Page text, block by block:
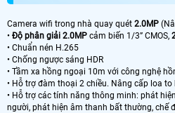
Camera wifi trong nhà quay quét 2.0MP
• Độ phân giải 2.0MP cảm biến 1/3” CMOS,
• Chuẩn nén H.265
• Chống ngược sáng HDR
• Tầm xa hồng ngoại 10m với công nghệ
• Hỗ trợ đàm thoại 2 chiều. Nâng cấp loa to
• Hỗ trợ các tính năng thông minh: phát
người, phát hiện âm thanh bất thường, chế